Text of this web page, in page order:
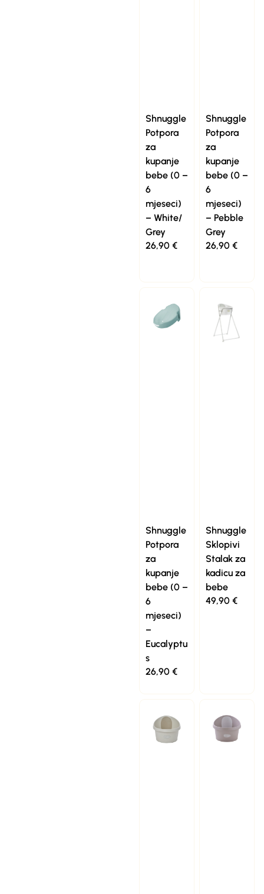
Shnuggle
Potpora
za
kupanje
bebe (0 –
6
mjeseci)
– White/
Grey
26,90 €
Shnuggle
Potpora
za
kupanje
bebe (0 –
6
mjeseci)
– Pebble
Grey
26,90 €
Shnuggle
Potpora
za
kupanje
bebe (0 –
6
mjeseci)
–
Eucalyptu
s
26,90 €
Shnuggle
Sklopivi
Stalak za
kadicu za
bebe
49,90 €